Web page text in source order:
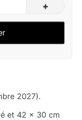
+
2027).
et 42 x 30 cm